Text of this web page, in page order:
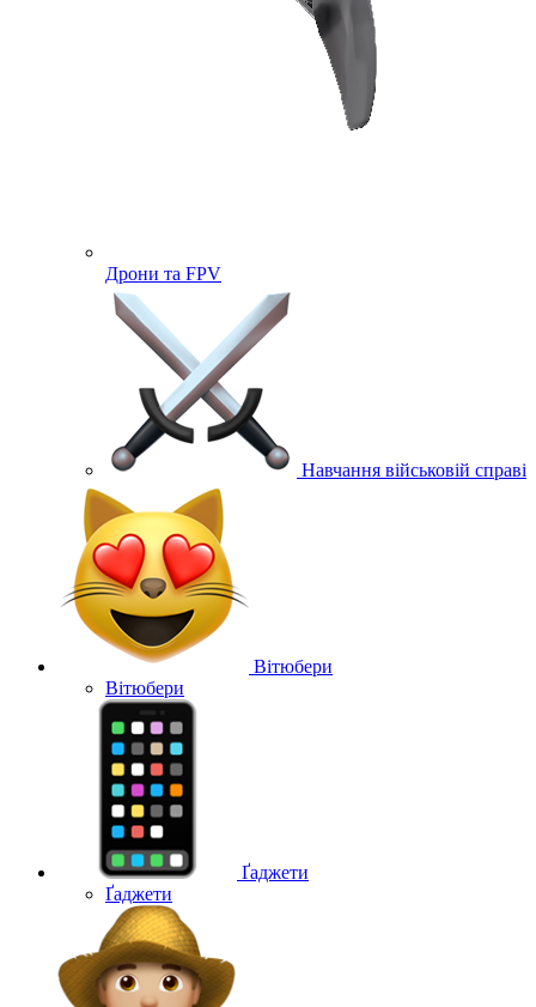
Дрони та FPV
Навчання військовій справі
Вітюбери
Вітюбери
Ґаджети
Ґаджети